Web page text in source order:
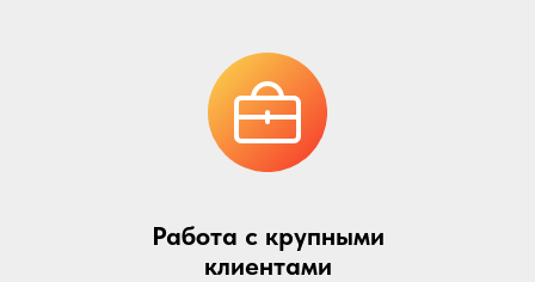
Работа с крупными
клиентами